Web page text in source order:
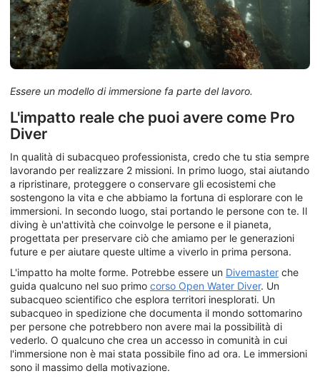
Essere un modello di immersione fa parte del lavoro.
L'impatto reale che puoi avere come Pro
Diver
In qualità di subacqueo professionista, credo che tu stia sempre
lavorando per realizzare 2 missioni. In primo luogo, stai aiutando
a ripristinare, proteggere o conservare gli ecosistemi che
sostengono la vita e che abbiamo la fortuna di esplorare con le
immersioni. In secondo luogo, stai portando le persone con te. Il
diving è un'attività che coinvolge le persone e il pianeta,
progettata per preservare ciò che amiamo per le generazioni
future e per aiutare queste ultime a viverlo in prima persona.
L'impatto ha molte forme. Potrebbe essere un Divemaster che
guida qualcuno nel suo primo corso Open Water Diver. Un
subacqueo scientifico che esplora territori inesplorati. Un
subacqueo in spedizione che documenta il mondo sottomarino
per persone che potrebbero non avere mai la possibilità di
vederlo. O qualcuno che crea un accesso in comunità in cui
l'immersione non è mai stata possibile fino ad ora. Le immersioni
sono il massimo della motivazione.